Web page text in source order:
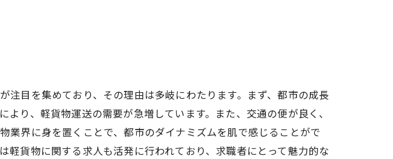
目を集めており、その理由は多岐にわたります。まず、都市の成長
り、軽貨物運送の需要が急増しています。また、交通の便が良く、
界に身を置くことで、都市のダイナミズムを肌で感じることがで
貨物に関する求人も活発に行われており、求職者にとって魅力的な